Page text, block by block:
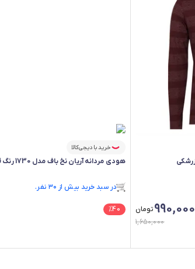
990,000تومان
1,650,000
خرید با دیجی‌کالا
هودی مردانه آریان نخ باف مدل 1730 رنگ قرمز
در سبد خرید بیش از ۳۰ نفر.
%40